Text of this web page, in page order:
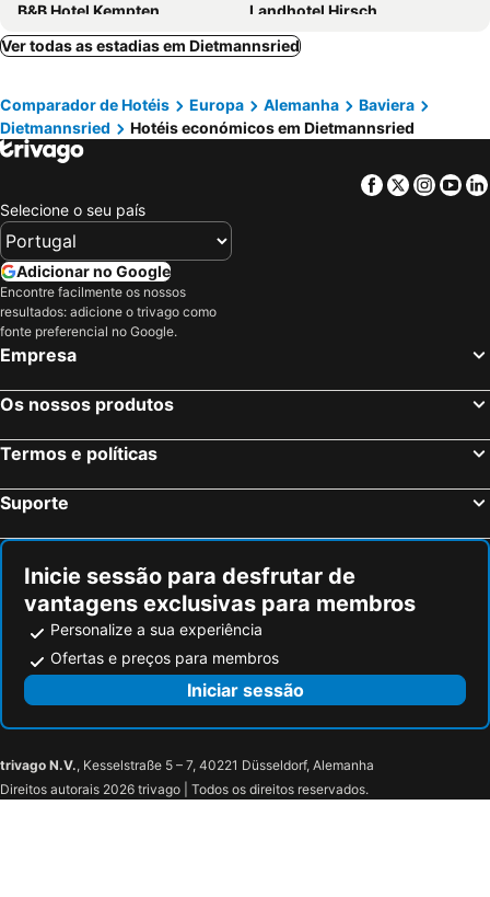
B&B Hotel Kempten
Landhotel Hirsch
Allgäu ART Hotel
Hotel St. Ulrich Garni
Ver todas as estadias em Dietmannsried
Comparador de Hotéis Europa Alemanha
Baviera
Dietmannsried
Hotéis económicos em Dietmannsried
Facebook
Twitter
Selecione o seu país
Adicionar no Google
Encontre facilmente os nossos
resultados: adicione o trivago como
fonte preferencial no Google.
Empresa
Os nossos produtos
Termos e políticas
Suporte
Inicie sessão para desfrutar de
vantagens exclusivas para membros
Personalize a sua experiência
Ofertas e preços para membros
Iniciar sessão
trivago N.V., Kesselstraße 5 – 7, 40221 Düsseldorf, Alemanha
Direitos autorais 2026 trivago | Todos os direitos reservados.